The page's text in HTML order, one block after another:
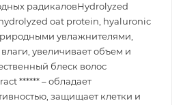
радикаловНydrolyzed
oat protein, hyaluronic
увлажнителями,
увеличивает объем и
блеск волос
****** – обладает
защищает клетки и